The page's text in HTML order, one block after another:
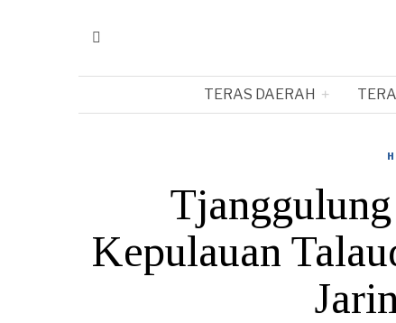
TERAS DAERAH
Kepulauan